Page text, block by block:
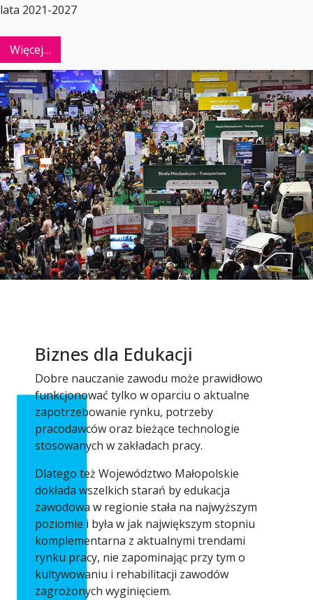
lata 2021-2027
Więcej…
Biznes dla Edukacji
Dobre nauczanie zawodu może prawidłowo
funkcjonować tylko w oparciu o aktualne
zapotrzebowanie rynku, potrzeby
pracodawców oraz bieżące technologie
stosowanych w zakładach pracy.
Dlatego też Województwo Małopolskie
dokłada wszelkich starań by edukacja
zawodowa w regionie stała na najwyższym
poziomie i była w jak największym stopniu
komplementarna z aktualnymi trendami
rynku pracy, nie zapominając przy tym o
kultywowaniu i rehabilitacji zawodów
zagrożonych wyginięciem.